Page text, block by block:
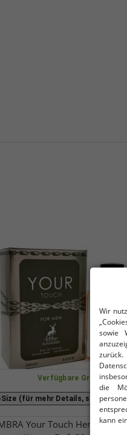
Verfügbare Größen
(für mehr Details, siehe
Your Touch Herren
Wir
sowie
die
kann